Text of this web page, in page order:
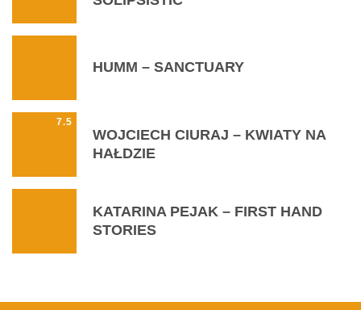
HUMM – SANCTUARY
7.5
WOJCIECH CIURAJ – KWIATY NA
HAŁDZIE
KATARINA PEJAK – FIRST HAND
STORIES